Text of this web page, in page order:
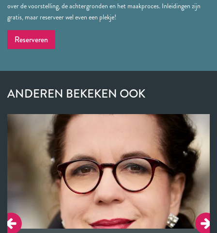
over de voorstelling, de achtergronden en het maakproces. Inleidingen zijn
gratis, maar reserveer wel even een plekje!
Reserveren
ANDEREN BEKEKEN OOK